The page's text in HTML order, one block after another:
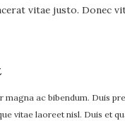
vitae justo. Donec
magna ac bibendum. Duis
vitae laoreet nisl. Duis et